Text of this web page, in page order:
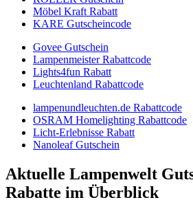
Möbel Kraft Rabatt
KARE Gutscheincode
Govee Gutschein
Lampenmeister Rabattcode
Lights4fun Rabatt
Leuchtenland Rabattcode
lampenundleuchten.de Rabattcode
OSRAM Homelighting Rabattcode
Licht-Erlebnisse Rabatt
Nanoleaf Gutschein
Aktuelle Lampenwelt
Rabatte im Überblick